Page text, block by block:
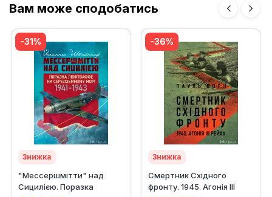
Вам може сподобатись
Знижка
"Мессершмітти" над
Сицилією. Поразка
-31%
Знижка
Смертник Східного
фронту. 1945. Агонія III
-36%